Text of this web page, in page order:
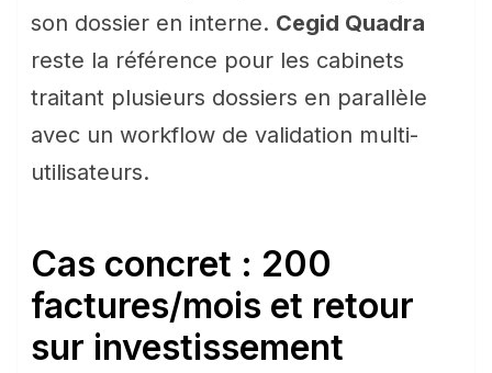
son dossier en interne. Cegid Quadra
reste la référence pour les cabinets
traitant plusieurs dossiers en parallèle
avec un workflow de validation multi-
utilisateurs.
Cas concret : 200
factures/mois et retour
sur investissement